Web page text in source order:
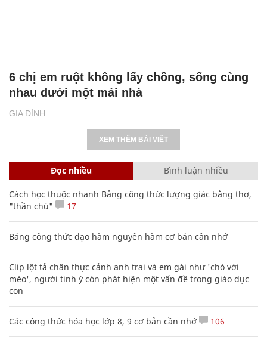
GIA ĐÌNH
6 chị em ruột không lấy chồng, sống cùng
nhau dưới một mái nhà
XEM THÊM BÀI VIẾT
Đọc nhiều Bình luận nhiều
Cách học thuộc nhanh Bảng công thức lượng giác bằng thơ,
"thần chú"
17
Bảng công thức đạo hàm nguyên hàm cơ bản cần nhớ
Clip lột tả chân thực cảnh anh trai và em gái như 'chó với
mèo', người tinh ý còn phát hiện một vấn đề trong giáo dục
con
Các công thức hóa học lớp 8, 9 cơ bản cần nhớ 106